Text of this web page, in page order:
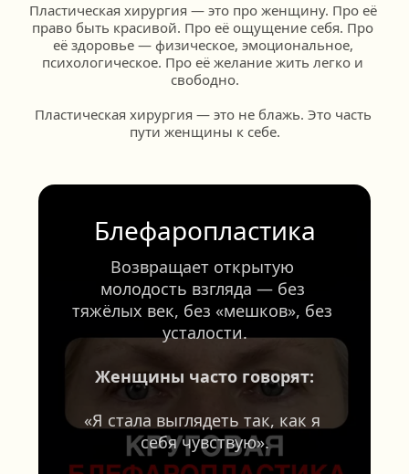
Пластическая хирургия — это про женщину. Про её
право быть красивой. Про её ощущение себя. Про
её здоровье — физическое, эмоциональное,
психологическое. Про её желание жить легко и
свободно.
Пластическая хирургия — это не блажь. Это часть
пути женщины к себе.
Блефаропластика
Возвращает открытую
молодость взгляда — без
тяжёлых век, без «мешков», без
усталости.
Женщины часто говорят:
«Я стала выглядеть так, как я
себя чувствую».